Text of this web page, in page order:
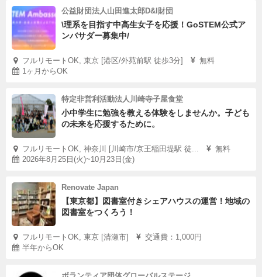
公益財団法人山田進太郎D&I財団
\理系を目指す中高生女子を応援！GoSTEM公式ア
ンバサダー募集中/
フルリモートOK, 東京 [港区/外苑前駅 徒歩3分]
無料
1ヶ月からOK
特定非営利活動法人川崎寺子屋食堂
小中学生に勉強を教える体験をしませんか。子ども
の未来を応援するために。
フルリモートOK, 神奈川 [川崎市/京王稲田堤駅 徒...
無料
2026年8月25日(火)~10月23日(金)
Renovate Japan
【東京都】図書室付きシェアハウスの運営！地域の
図書室をつくろう！
フルリモートOK, 東京 [清瀬市]
交通費：1,000円
半年からOK